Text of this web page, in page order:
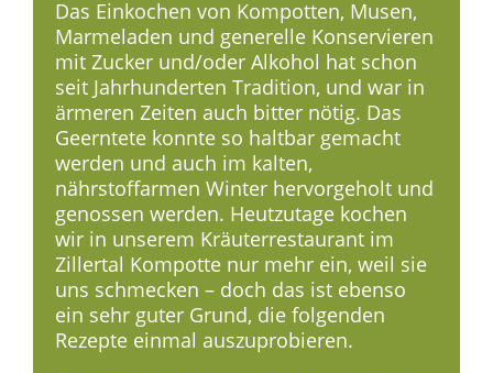
Das Einkochen von Kompotten, Musen,
Marmeladen und generelle Konservieren
mit Zucker und/oder Alkohol hat schon
seit Jahrhunderten Tradition, und war in
ärmeren Zeiten auch bitter nötig. Das
Geerntete konnte so haltbar gemacht
werden und auch im kalten,
nährstoffarmen Winter hervorgeholt und
genossen werden. Heutzutage kochen
wir in unserem Kräuterrestaurant im
Zillertal Kompotte nur mehr ein, weil sie
uns schmecken – doch das ist ebenso
ein sehr guter Grund, die folgenden
Rezepte einmal auszuprobieren.